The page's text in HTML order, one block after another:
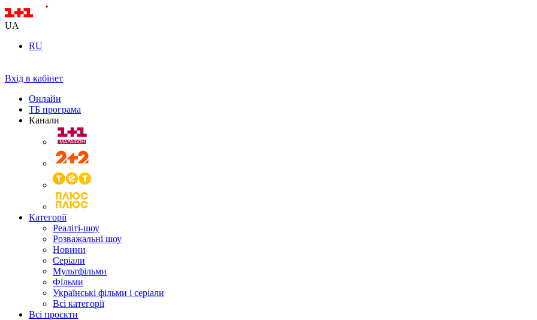
UA
RU
Вхід в кабінет
Онлайн
ТБ програма
Канали
Категорії
Реаліті-шоу
Розважальні шоу
Новини
Серіали
Мультфільми
Фільми
Українські фільми і серіали
Всі категорії
Всі проєкти